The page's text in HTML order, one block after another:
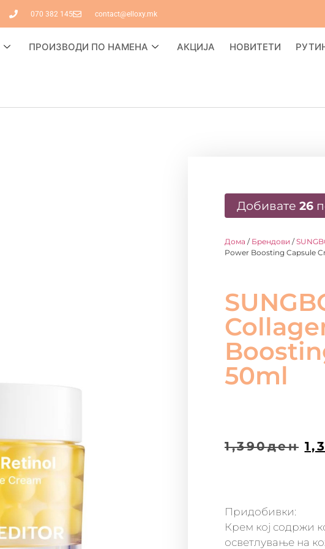
070 382 145 contact@elloxy.mk
ПРОИЗВОДИ ПО НАМЕНА АКЦИЈА НОВИТЕТИ
Добивате 26
Дома / Брендови /
Power Boosting Capsule
50ml
1,390ден
Придобивки:
Крем кој содржи
осветлување на